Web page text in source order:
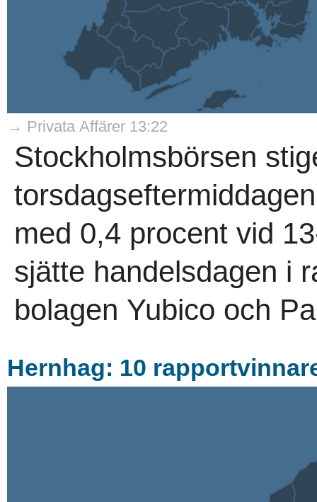
→ Privata Affärer 13:22
Stockholmsbörsen
med 0,4 procent vid
sjätte handelsdagen i
bolagen Yubico och
Hernhag: 10